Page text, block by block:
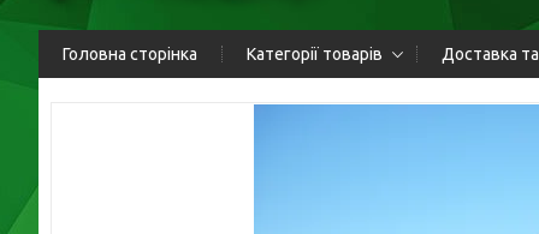
Головна сторінка Категорії товарів Доставка